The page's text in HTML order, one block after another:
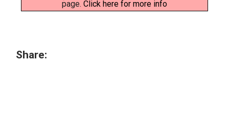
page. Click here for more info
Share: